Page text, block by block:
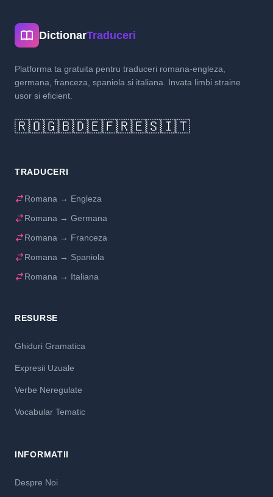
DictionarTraduceri
Platforma ta gratuita pentru traduceri romana-engleza,
germana, franceza, spaniola si italiana. Invata limbi straine
usor si eficient.
🇷🇴🇬🇧🇩🇪🇫🇷🇪🇸🇮🇹
TRADUCERI
Romana → Engleza
Romana → Germana
Romana → Franceza
Romana → Spaniola
Romana → Italiana
RESURSE
Ghiduri Gramatica
Expresii Uzuale
Verbe Neregulate
Vocabular Tematic
INFORMATII
Despre Noi